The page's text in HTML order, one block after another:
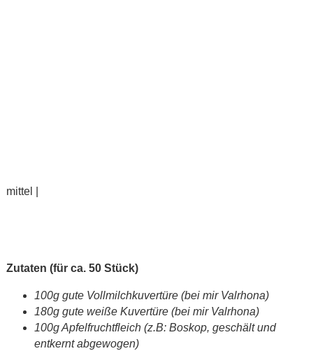
mittel |
Zutaten (für ca. 50 Stück)
100g gute Vollmilchkuvertüre (bei mir Valrhona)
180g gute weiße Kuvertüre (bei mir Valrhona)
100g Apfelfruchtfleich (z.B: Boskop, geschält und
entkernt abgewogen)